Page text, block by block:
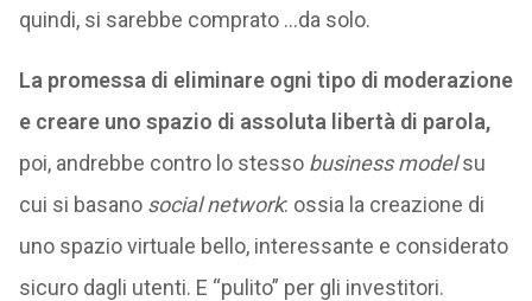
quindi, si sarebbe comprato …da solo.
La promessa di eliminare ogni tipo di moderazione
e creare uno spazio di assoluta libertà di parola,
poi, andrebbe contro lo stesso business modelsu
cui si basano social network: ossia la creazione di
uno spazio virtuale bello, interessante e considerato
sicuro dagli utenti. E “pulito” per gli investitori.